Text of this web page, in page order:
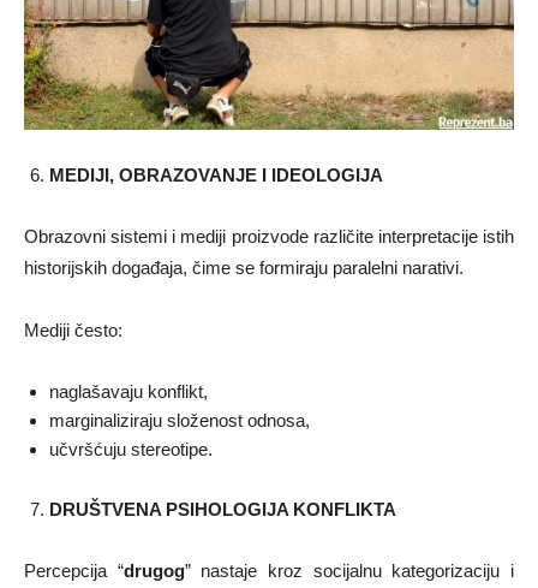
MEDIJI, OBRAZOVANJE I IDEOLOGIJA
Obrazovni sistemi i mediji proizvode različite interpretacije istih
historijskih događaja, čime se formiraju paralelni narativi.
Mediji često:
naglašavaju konflikt,
marginaliziraju složenost odnosa,
učvršćuju stereotipe.
DRUŠTVENA PSIHOLOGIJA KONFLIKTA
Percepcija “drugog” nastaje kroz socijalnu kategorizaciju i